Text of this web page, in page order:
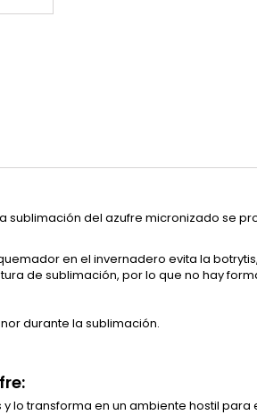
sublimación del azufre micronizado se
en el invernadero evita la
de sublimación, por lo que no hay
durante la sublimación.
lo transforma en un ambiente hostil